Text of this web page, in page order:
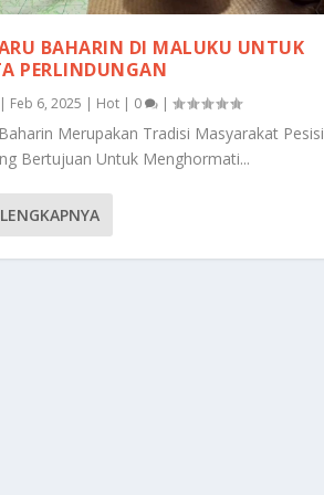
BAHARIN DI MALUKU UNTUK
PERLINDUNGAN
| Feb 6, 2025 | Hot | 0 |
Merupakan Tradisi Masyarakat
Bertujuan Untuk Menghormati...